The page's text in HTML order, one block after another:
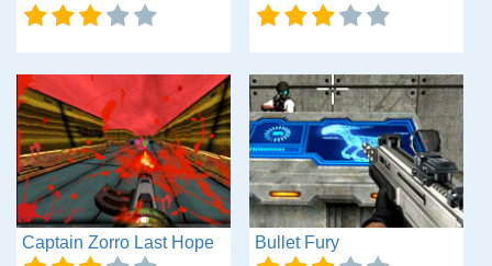
Captain Zorro Last Hope Bullet Fury